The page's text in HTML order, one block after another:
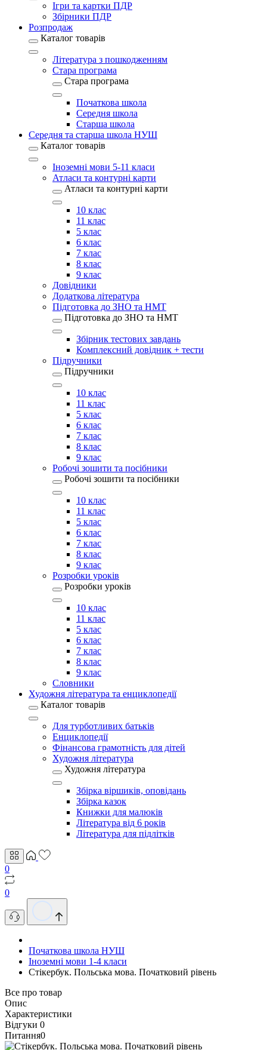
Ігри та картки ПДР
Збірники ПДР
Розпродаж
Каталог товарів
Література з пошкодженням
Стара програма
Стара програма
Початкова школа
Середня школа
Старша школа
Середня та старша школа НУШ
Каталог товарів
Іноземні мови 5-11 класи
Атласи та контурні карти
Атласи та контурні карти
10 клас
11 клас
5 клас
6 клас
7 клас
8 клас
9 клас
Довідники
Додаткова література
Підготовка до ЗНО та НМТ
Підготовка до ЗНО та НМТ
Збірник тестових завдань
Комплексний довідник + тести
Підручники
Підручники
10 клас
11 клас
5 клас
6 клас
7 клас
8 клас
9 клас
Робочі зошити та посібники
Робочі зошити та посібники
10 клас
11 клас
5 клас
6 клас
7 клас
8 клас
9 клас
Розробки уроків
Розробки уроків
10 клас
11 клас
5 клас
6 клас
7 клас
8 клас
9 клас
Словники
Художня література та енциклопедії
Каталог товарів
Для турботливих батьків
Енциклопедії
Фінансова грамотність для дітей
Художня література
Художня література
Збірка віршиків, оповідань
Збірка казок
Книжки для малюків
Література від 6 років
Література для підлітків
0
0
Початкова школа НУШ
Іноземні мови 1-4 класи
Стікербук. Польська мова. Початковий рівень
Все про товар
Опис
Характеристики
Відгуки 0
Питання0